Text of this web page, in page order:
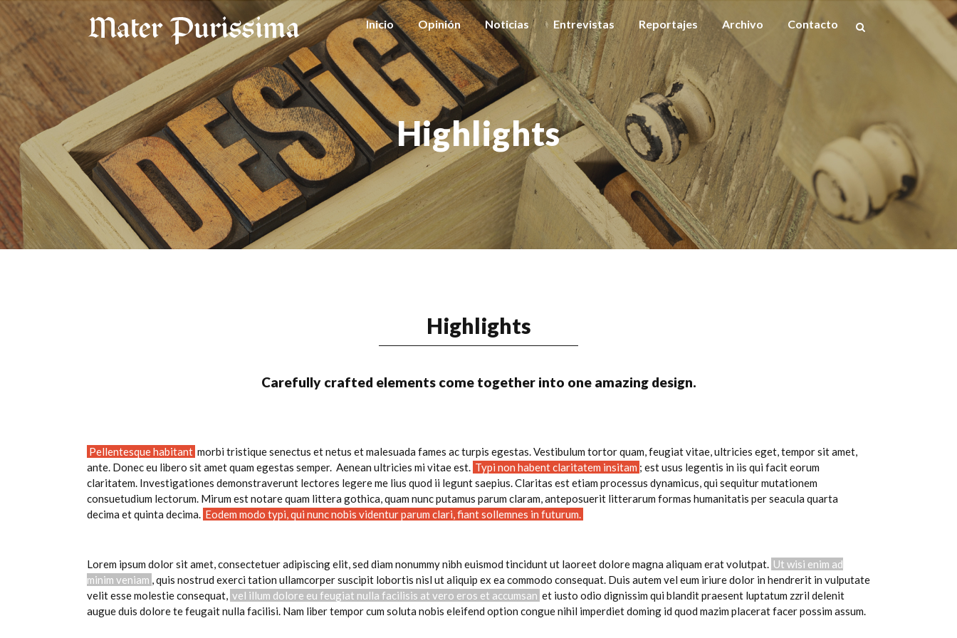
Inicio Opinión Noticias Entrevistas Reportajes Archivo Contacto
Highlights
Highlights
Carefully crafted elements come together into one amazing design.
Pellentesque habitant morbi tristique senectus et netus et malesuada fames ac turpis egestas. Vestibulum tortor quam, feugiat vitae, ultricies eget, tempor sit amet,
ante. Donec eu libero sit amet quam egestas semper. Aenean ultricies mi vitae est. Typi non habent claritatem insitam ; est usus legentis in iis qui facit eorum
claritatem. Investigationes demonstraverunt lectores legere me lius quod ii legunt saepius. Claritas est etiam processus dynamicus, qui sequitur mutationem
consuetudium lectorum. Mirum est notare quam littera gothica, quam nunc putamus parum claram, anteposuerit litterarum formas humanitatis per seacula quarta
decima et quinta decima. Eodem modo typi, qui nunc nobis videntur parum clari, fiant sollemnes in futurum.
Lorem ipsum dolor sit amet, consectetuer adipiscing elit, sed diam nonummy nibh euismod tincidunt ut laoreet dolore magna aliquam erat volutpat. Ut wisi enim ad
minim veniam , quis nostrud exerci tation ullamcorper suscipit lobortis nisl ut aliquip ex ea commodo consequat. Duis autem vel eum iriure dolor in hendrerit in vulputate
velit esse molestie consequat, vel illum dolore eu feugiat nulla facilisis at vero eros et accumsan et iusto odio dignissim qui blandit praesent luptatum zzril delenit
augue duis dolore te feugait nulla facilisi. Nam liber tempor cum soluta nobis eleifend option congue nihil imperdiet doming id quod mazim placerat facer possim assum.